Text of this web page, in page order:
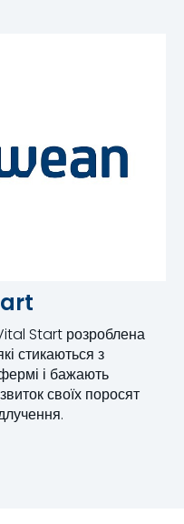
Start розроблена
стикаються з
і бажають
своїх поросят